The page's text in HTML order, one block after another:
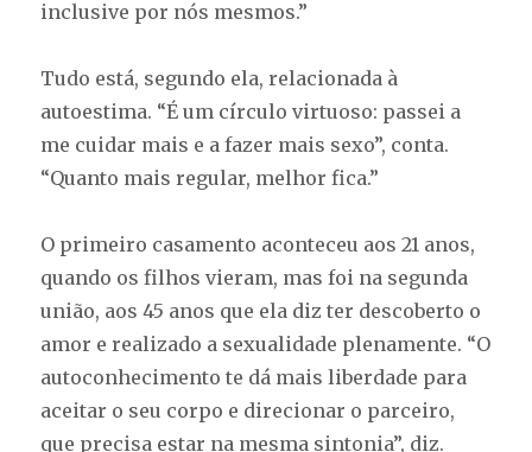
inclusive por nós mesmos.”
Tudo está, segundo ela, relacionada à
autoestima. “É um círculo virtuoso: passei a
me cuidar mais e a fazer mais sexo”, conta.
“Quanto mais regular, melhor fica.”
O primeiro casamento aconteceu aos 21 anos,
quando os filhos vieram, mas foi na segunda
união, aos 45 anos que ela diz ter descoberto o
amor e realizado a sexualidade plenamente. “O
autoconhecimento te dá mais liberdade para
aceitar o seu corpo e direcionar o parceiro,
que precisa estar na mesma sintonia”, diz.